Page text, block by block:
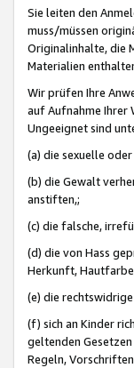
Sie leiten den
muss/müssen
Originalinhalte, die
Materialien
Wir prüfen Ihre
auf Aufnahme Ihrer
Ungeeignet sind
(a) die sexuelle
(b) die Gewalt
anstiften,;
(c) die falsche,
(d) die von Hass
Herkunft,
(e) die
(f) sich an Kinder
geltenden
Regeln,